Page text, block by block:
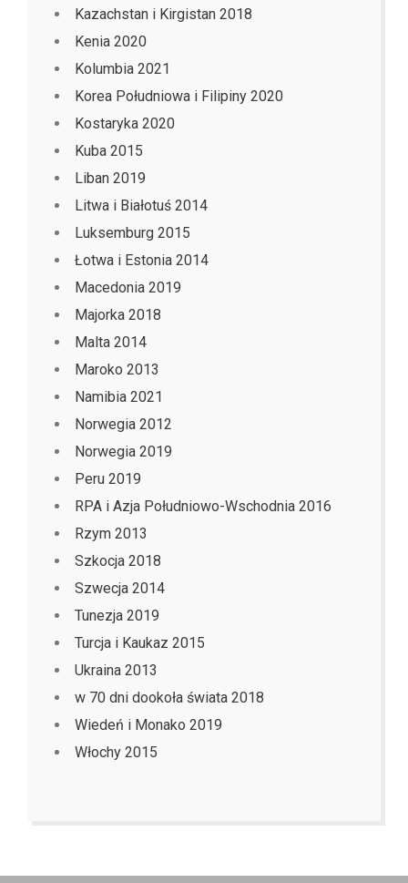
Kazachstan i Kirgistan 2018
Kenia 2020
Kolumbia 2021
Korea Południowa i Filipiny 2020
Kostaryka 2020
Kuba 2015
Liban 2019
Litwa i Białotuś 2014
Luksemburg 2015
Łotwa i Estonia 2014
Macedonia 2019
Majorka 2018
Malta 2014
Maroko 2013
Namibia 2021
Norwegia 2012
Norwegia 2019
Peru 2019
RPA i Azja Południowo-Wschodnia 2016
Rzym 2013
Szkocja 2018
Szwecja 2014
Tunezja 2019
Turcja i Kaukaz 2015
Ukraina 2013
w 70 dni dookoła świata 2018
Wiedeń i Monako 2019
Włochy 2015